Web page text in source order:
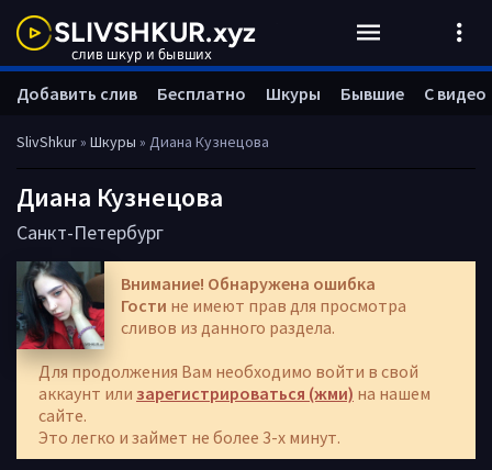
SlivShkur» Шкуры » Диана Кузнецова
Диана Кузнецова
Санкт-Петербург
Внимание! Обнаружена ошибка
Гости не имеют прав для просмотра
сливов из данного раздела.
Для продолжения Вам необходимо войти в свой
аккаунт или зарегистрироваться (жми) на нашем
сайте.
Это легко и займет не более 3-х минут.
Добавить слив Бесплатно Шкуры Бывшие С видео